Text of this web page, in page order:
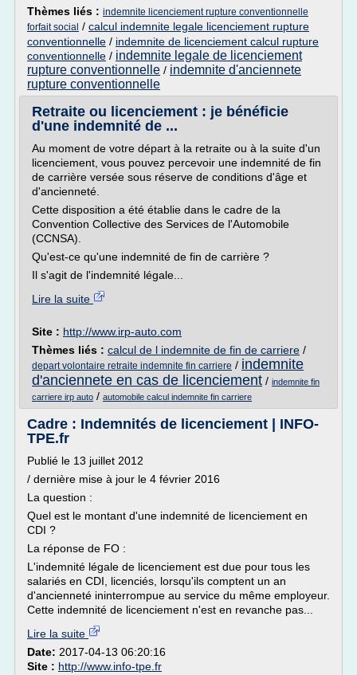
Thèmes liés : indemnite licenciement rupture conventionnelle
forfait social / calcul indemnite legale licenciement rupture
conventionnelle / indemnite de licenciement calcul rupture
conventionnelle / indemnite legale de licenciement
rupture conventionnelle / indemnite d'anciennete
rupture conventionnelle
Retraite ou licenciement : je bénéficie
d'une indemnité de ...
Au moment de votre départ à la retraite ou à la suite d'un
licenciement, vous pouvez percevoir une indemnité de fin
de carrière versée sous réserve de conditions d'âge et
d'ancienneté.
Cette disposition a été établie dans le cadre de la
Convention Collective des Services de l'Automobile
(CCNSA).
Qu'est-ce qu'une indemnité de fin de carrière ?
Il s'agit de l'indemnité légale...
Lire la suite
Site : http://www.irp-auto.com
Thèmes liés : calcul de l indemnite de fin de carriere /
depart volontaire retraite indemnite fin carriere / indemnite
d'anciennete en cas de licenciement / indemnite fin
carriere irp auto / automobile calcul indemnite fin carriere
Cadre : Indemnités de licenciement | INFO-
TPE.fr
Publié le 13 juillet 2012
/ dernière mise à jour le 4 février 2016
La question :
Quel est le montant d'une indemnité de licenciement en
CDI ?
La réponse de FO :
L'indemnité légale de licenciement est due pour tous les
salariés en CDI, licenciés, lorsqu'ils comptent un an
d'ancienneté ininterrompue au service du même employeur.
Cette indemnité de licenciement n'est en revanche pas...
Lire la suite
Date: 2017-04-13 06:20:16
Site : http://www.info-tpe.fr